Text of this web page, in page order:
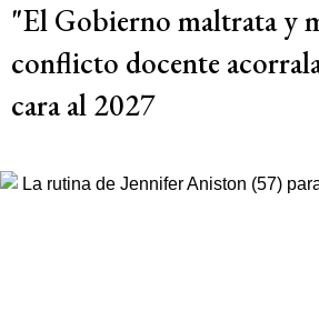
"El Gobierno maltrata y
conflicto docente
cara al 2027